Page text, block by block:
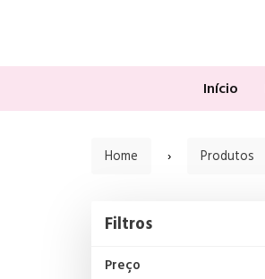
Início
Home Produtos
Filtros
Preço